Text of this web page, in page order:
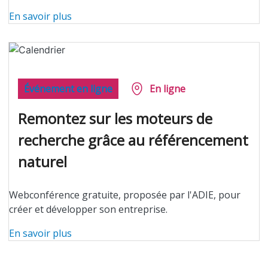
En savoir plus
Remontez sur les moteurs de
recherche grâce au référencement
naturel
Événement en ligne En ligne
Webconférence gratuite, proposée par l'ADIE, pour
créer et développer son entreprise.
En savoir plus